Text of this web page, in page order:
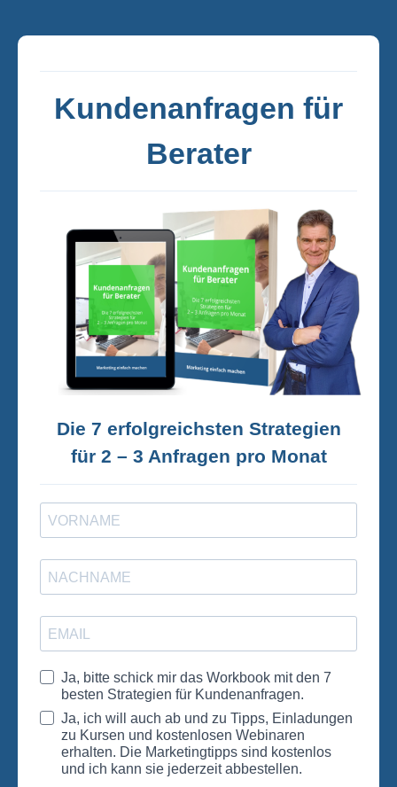
Kundenanfragen für
Berater
Die 7 erfolgreichsten Strategien
für 2 – 3 Anfragen pro Monat
Ja, bitte schick mir das Workbook mit den 7
besten Strategien für Kundenanfragen.
Ja, ich will auch ab und zu Tipps, Einladungen
zu Kursen und kostenlosen Webinaren
erhalten. Die Marketingtipps sind kostenlos
und ich kann sie jederzeit abbestellen.